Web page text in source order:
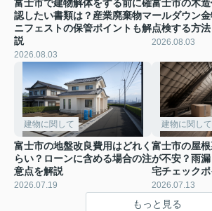
富士市で建物解体をする前に確
認したい書類は？産業廃棄物マ
ニフェストの保管ポイントも解
説
2026.08.03
富士市の木
ールダウン
点検する方法
2026.08.03
建物に関して
富士市の地盤改良費用はどれく
らい？ローンに含める場合の注
意点を解説
2026.07.19
建物に関して
富士市の屋
が不安？雨
宅チェック
2026.07.13
もっと見る